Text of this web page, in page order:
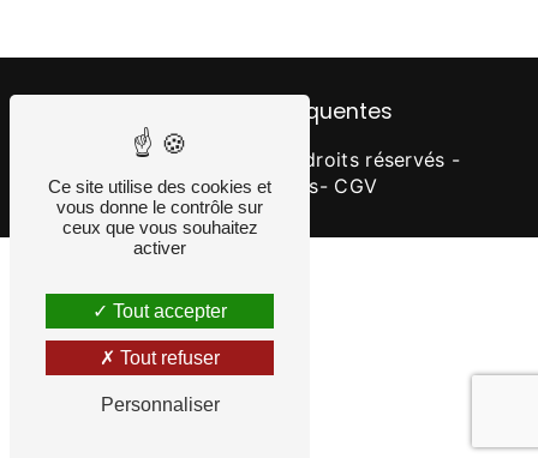
Recherches fréquentes
Vistalid
- 2026 - Tous droits réservés -
Mentions légales- CGV
Ce site utilise des cookies et
vous donne le contrôle sur
ceux que vous souhaitez
activer
Tout accepter
Tout refuser
Personnaliser